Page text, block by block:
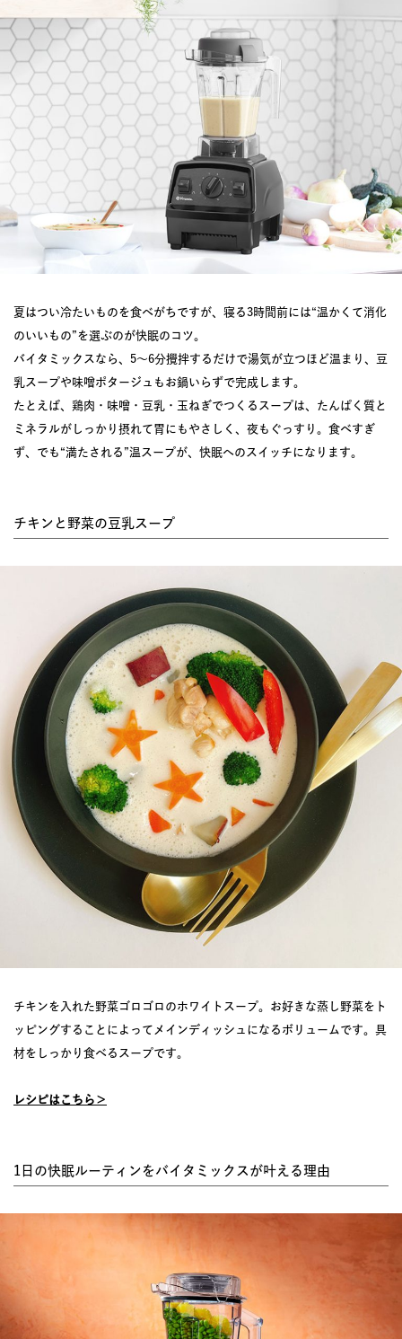
夏はつい冷たいものを食べがちですが、寝る3時間前には“温かくて消化
のいいもの”を選ぶのが快眠のコツ。
バイタミックスなら、5〜6分攪拌するだけで湯気が立つほど温まり、豆
乳スープや味噌ポタージュもお鍋いらずで完成します。
たとえば、鶏肉・味噌・豆乳・玉ねぎでつくるスープは、たんぱく質と
ミネラルがしっかり摂れて胃にもやさしく、夜もぐっすり。食べすぎ
ず、でも“満たされる”温スープが、快眠へのスイッチになります。
チキンと野菜の豆乳スープ
チキンを入れた野菜ゴロゴロのホワイトスープ。お好きな蒸し野菜をト
ッピングすることによってメインディッシュになるボリュームです。具
材をしっかり食べるスープです。
レシピはこちら＞
1日の快眠ルーティンをバイタミックスが叶える理由